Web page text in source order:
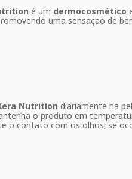
é um dermocosmético
uma sensação de
Nutrition diariamente na
o produto em
o contato com os olhos; se